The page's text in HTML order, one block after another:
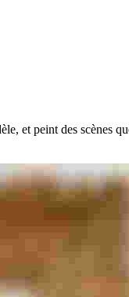
et peint des scènes